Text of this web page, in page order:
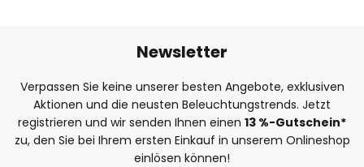
Newsletter
Verpassen Sie keine unserer besten Angebote, exklusiven
Aktionen und die neusten Beleuchtungstrends. Jetzt
registrieren und wir senden Ihnen einen 13 %-Gutschein*
zu, den Sie bei Ihrem ersten Einkauf in unserem Onlineshop
einlösen können!